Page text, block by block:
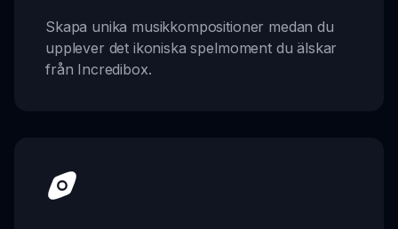
Skapa unika musikkompositioner medan du
upplever det ikoniska spelmoment du älskar
från Incredibox.